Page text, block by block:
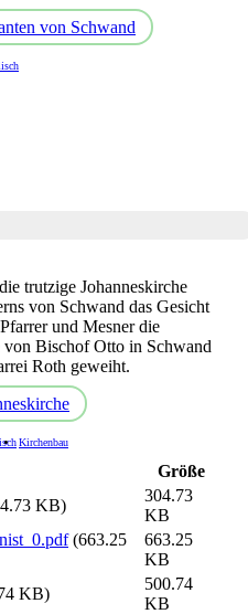
von Schwand
trutzige Johanneskirche
von Schwand das Gesicht
und Mesner die
Bischof Otto in Schwand
Roth geweiht.
Kirchenbau
Größe
KB)
304.73
KB
(663.25
663.25
KB
KB)
500.74
KB